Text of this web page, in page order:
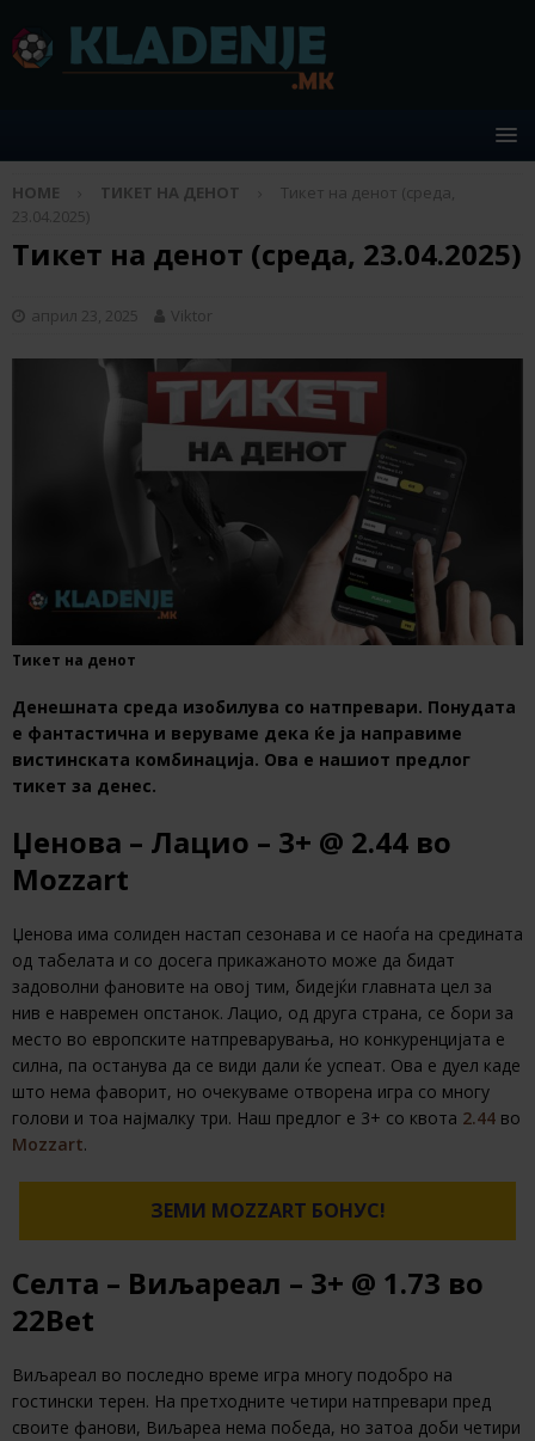
HOME ТИКЕТ НА ДЕНОТ
Тикет на денот (среда,
23.04.2025)
Тикет на денот (среда, 23.04.2025)
април 23, 2025 Viktor
Тикет на денот
Денешната среда изобилува со натпревари. Понудата
е фантастична и веруваме дека ќе ја направиме
вистинската комбинација. Ова е нашиот предлог
тикет за денес.
Џенова – Лацио – 3+ @ 2.44 во
Mozzart
Џенова има солиден настап сезонава и се наоѓа на средината
од табелата и со досега прикажаното може да бидат
задоволни фановите на овој тим, бидејќи главната цел за
нив е навремен опстанок. Лацио, од друга страна, се бори за
место во европските натпреварувања, но конкуренцијата е
силна, па останува да се види дали ќе успеат. Ова е дуел каде
што нема фаворит, но очекуваме отворена игра со многу
голови и тоа најмалку три. Наш предлог е 3+ со квота 2.44 во
Mozzart.
ЗЕМИ MOZZART БОНУС!
Селта – Виљареал – 3+ @ 1.73 во
22Bet
Виљареал во последно време игра многу подобро на
гостински терен. На претходните четири натпревари пред
своите фанови, Виљареа нема победа, но затоа доби четири